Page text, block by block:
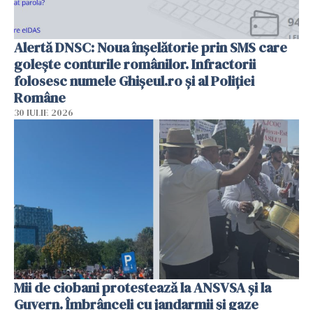
Alertă DNSC: Noua înșelătorie prin SMS care
golește conturile românilor. Infractorii
folosesc numele Ghișeul.ro și al Poliției
Române
30 IULIE 2026
Mii de ciobani protestează la ANSVSA și la
Guvern. Îmbrânceli cu jandarmii și gaze